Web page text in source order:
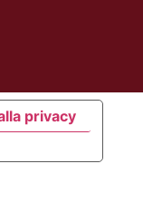
privacy